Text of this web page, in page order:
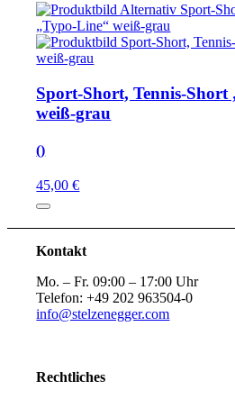
Sport-Short, Tennis-Short
weiß-grau
()
45,00 €
Kontakt
Mo. – Fr. 09:00 – 17:00 Uhr
Telefon: +49 202 963504-0
info@stelzenegger.com
Rechtliches